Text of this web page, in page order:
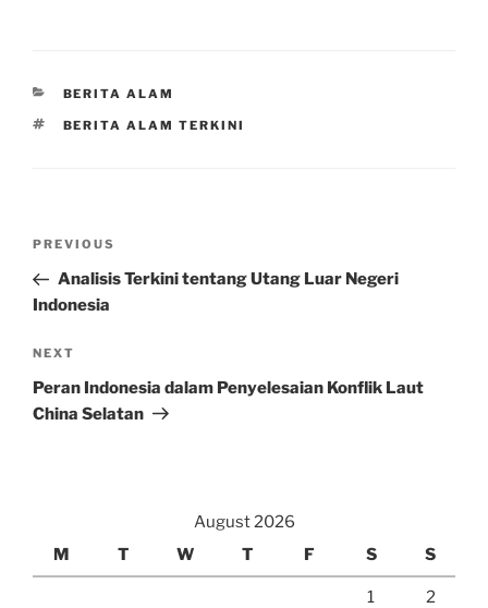
CATEGORIES
BERITA ALAM
TAGS
BERITA ALAM TERKINI
Previous
Post
PREVIOUS
Analisis Terkini tentang Utang Luar Negeri
Indonesia
Next
Post
NEXT
Peran Indonesia dalam Penyelesaian Konflik Laut
China Selatan
August 2026
M
T W T F S S
1 2